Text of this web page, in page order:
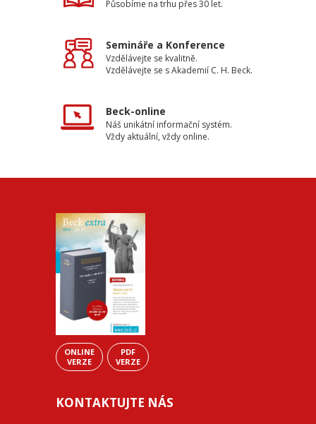
Působíme na trhu přes 30 let.
Semináře a Konference
Vzdělávejte se kvalitně.
Vzdělávejte se s Akademií C. H. Beck.
Beck-online
Náš unikátní informační systém.
Vždy aktuální, vždy online.
ONLINE
VERZE
PDF
VERZE
KONTAKTUJTE NÁS